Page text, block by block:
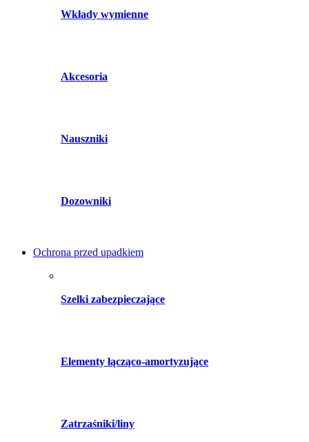
Wkłady wymienne
Akcesoria
Nauszniki
Dozowniki
Ochrona przed upadkiem
Szelki zabezpieczające
Elementy łącząco-amortyzujące
Zatrzaśniki/liny